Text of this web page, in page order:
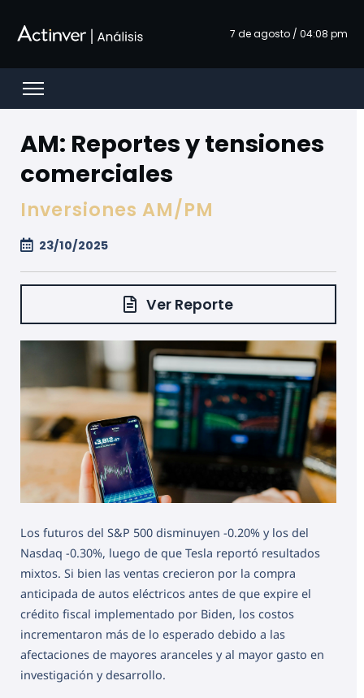
7 de agosto / 04:08 pm
Open menu
AM: Reportes y tensiones
comerciales
Inversiones AM/PM
23/10/2025
Ver Reporte
Los futuros del S&P 500 disminuyen -0.20% y los del
Nasdaq -0.30%, luego de que Tesla reportó resultados
mixtos. Si bien las ventas crecieron por la compra
anticipada de autos eléctricos antes de que expire el
crédito fiscal implementado por Biden, los costos
incrementaron más de lo esperado debido a las
afectaciones de mayores aranceles y al mayor gasto en
investigación y desarrollo.